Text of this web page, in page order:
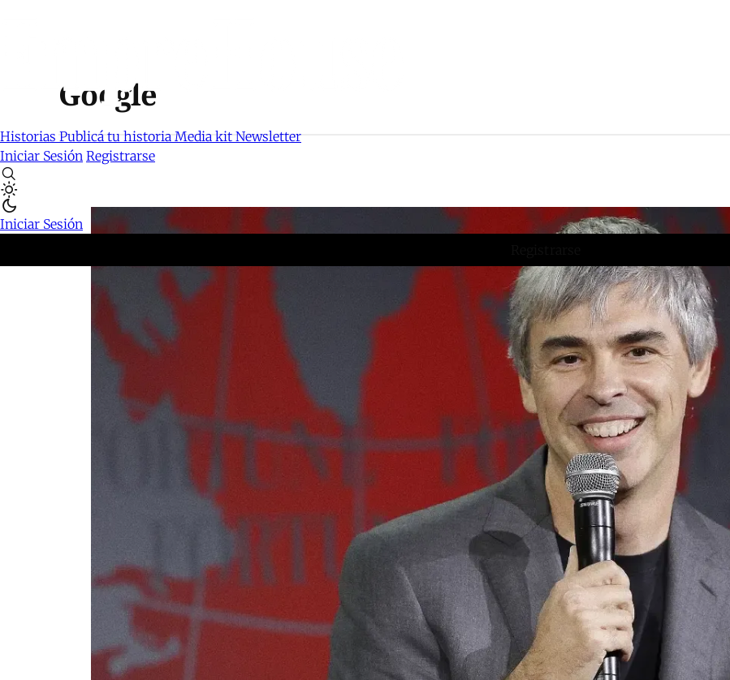
Historias Publicá tu historia Media kit Newsletter
Iniciar Sesión Registrarse
Iniciar Sesión
Google